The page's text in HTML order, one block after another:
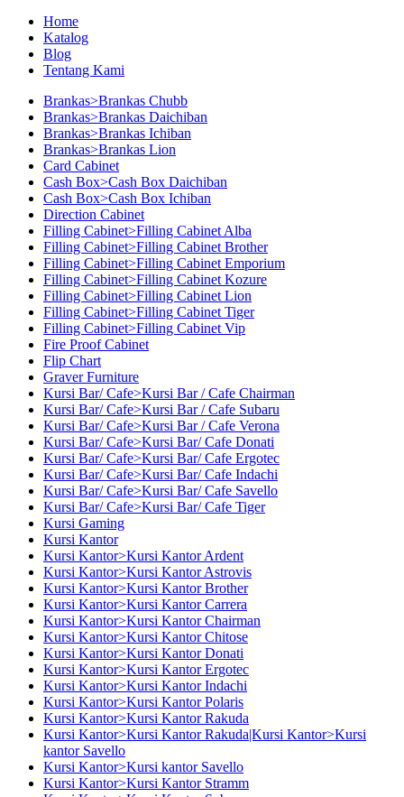
Home
Katalog
Blog
Tentang Kami
Brankas>Brankas Chubb
Brankas>Brankas Daichiban
Brankas>Brankas Ichiban
Brankas>Brankas Lion
Card Cabinet
Cash Box>Cash Box Daichiban
Cash Box>Cash Box Ichiban
Direction Cabinet
Filling Cabinet>Filling Cabinet Alba
Filling Cabinet>Filling Cabinet Brother
Filling Cabinet>Filling Cabinet Emporium
Filling Cabinet>Filling Cabinet Kozure
Filling Cabinet>Filling Cabinet Lion
Filling Cabinet>Filling Cabinet Tiger
Filling Cabinet>Filling Cabinet Vip
Fire Proof Cabinet
Flip Chart
Graver Furniture
Kursi Bar/ Cafe>Kursi Bar / Cafe Chairman
Kursi Bar/ Cafe>Kursi Bar / Cafe Subaru
Kursi Bar/ Cafe>Kursi Bar / Cafe Verona
Kursi Bar/ Cafe>Kursi Bar/ Cafe Donati
Kursi Bar/ Cafe>Kursi Bar/ Cafe Ergotec
Kursi Bar/ Cafe>Kursi Bar/ Cafe Indachi
Kursi Bar/ Cafe>Kursi Bar/ Cafe Savello
Kursi Bar/ Cafe>Kursi Bar/ Cafe Tiger
Kursi Gaming
Kursi Kantor
Kursi Kantor>Kursi Kantor Ardent
Kursi Kantor>Kursi Kantor Astrovis
Kursi Kantor>Kursi Kantor Brother
Kursi Kantor>Kursi Kantor Carrera
Kursi Kantor>Kursi Kantor Chairman
Kursi Kantor>Kursi Kantor Chitose
Kursi Kantor>Kursi Kantor Donati
Kursi Kantor>Kursi Kantor Ergotec
Kursi Kantor>Kursi Kantor Indachi
Kursi Kantor>Kursi Kantor Polaris
Kursi Kantor>Kursi Kantor Rakuda
Kursi Kantor>Kursi Kantor Rakuda|Kursi Kantor>Kursi
kantor Savello
Kursi Kantor>Kursi kantor Savello
Kursi Kantor>Kursi Kantor Stramm